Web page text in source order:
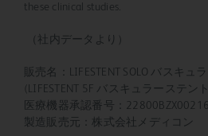
these clinical studies.
（社内データより）
販売名：LIFESTENT SOLO バスキ
(LIFESTENT 5F バスキュラーステ
医療機器承認番号：
製造販売元：株式会社メディコン